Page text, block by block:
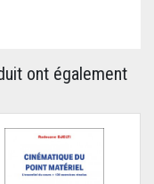
ont également